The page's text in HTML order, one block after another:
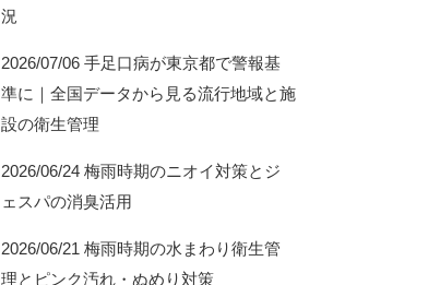
況
2026/07/06 手足口病が東京都で警報基
準に｜全国データから見る流行地域と施
設の衛生管理
2026/06/24 梅雨時期のニオイ対策とジ
ェスパの消臭活用
2026/06/21 梅雨時期の水まわり衛生管
理とピンク汚れ・ぬめり対策